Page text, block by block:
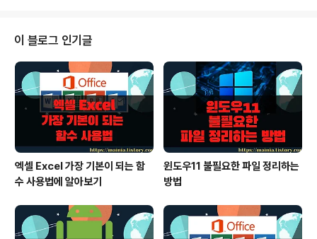
경해야죠. ▼ 정말 사이트맵 파일의 생성에 오류가 있는지
다시 확인해 보겠습니다. 왼쪽 사이드에서 SEO > Gener
al 를 선택합니다. ▼ Features 탭으로 이동해서 XML Si
temaps 옵션이 On 으로 되어 있는지 확인하고 Save ch
anges 버튼을 눌러 저장합니다. ▼ 사이트맵 주소는..
이 블로그 인기글
엑셀 Excel 가장 기본이 되는 함
수 사용법에 알아보기
윈도우11 불필요한 파일 정리하는
방법